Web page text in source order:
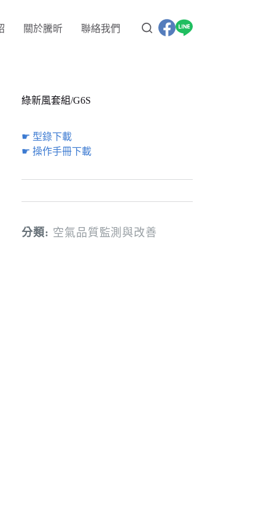
關於騰昕 聯絡我們
綠新風套組/G6S
☛ 型錄下載
☛ 操作手冊下載
分類: 空氣品質監測與改善